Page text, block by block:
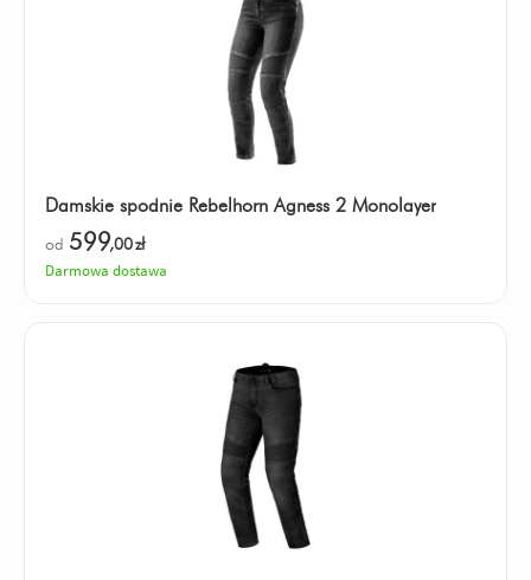
Damskie spodnie Rebelhorn Agness 2 Monolayer
od 599,00zł
Darmowa dostawa